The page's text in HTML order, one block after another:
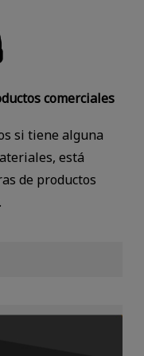
comerciales
si tiene alguna
está
de productos